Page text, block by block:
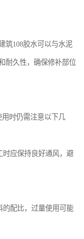
筑108胶水可以与水泥
耐久性，确保修补部位
时仍需注意以下几
时应保持良好通风，避
的配比，过量使用可能